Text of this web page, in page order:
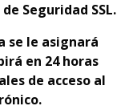
Seguridad SSL.
se le asignará
en 24 horas
de acceso al